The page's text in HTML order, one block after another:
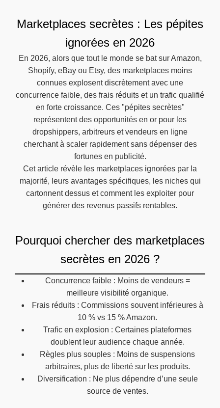
Marketplaces secrètes : Les pépites
ignorées en 2026
En 2026, alors que tout le monde se bat sur Amazon,
Shopify, eBay ou Etsy, des marketplaces moins
connues explosent discrètement avec une
concurrence faible, des frais réduits et un trafic qualifié
en forte croissance. Ces "pépites secrètes"
représentent des opportunités en or pour les
dropshippers, arbitreurs et vendeurs en ligne
cherchant à scaler rapidement sans dépenser des
fortunes en publicité.
Cet article révèle les marketplaces ignorées par la
majorité, leurs avantages spécifiques, les niches qui
cartonnent dessus et comment les exploiter pour
générer des revenus passifs rentables.
Pourquoi chercher des marketplaces
secrètes en 2026 ?
Concurrence faible : Moins de vendeurs =
meilleure visibilité organique.
Frais réduits : Commissions souvent inférieures à
10 % vs 15 % Amazon.
Trafic en explosion : Certaines plateformes
doublent leur audience chaque année.
Règles plus souples : Moins de suspensions
arbitraires, plus de liberté sur les produits.
Diversification : Ne plus dépendre d’une seule
source de ventes.